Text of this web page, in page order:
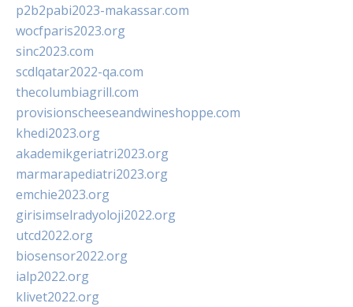
p2b2pabi2023-makassar.com
wocfparis2023.org
sinc2023.com
scdlqatar2022-qa.com
thecolumbiagrill.com
provisionscheeseandwineshoppe.com
khedi2023.org
akademikgeriatri2023.org
marmarapediatri2023.org
emchie2023.org
girisimselradyoloji2022.org
utcd2022.org
biosensor2022.org
ialp2022.org
klivet2022.org